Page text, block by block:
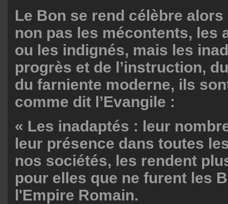
Le Bon se rend célèbre
non pas les mécontents, les
ou les indignés, mais les
progrès et de l’instruction,
du farniente moderne, ils
comme dit l’Evangile :
« Les inadaptés : leur
leur présence dans toutes
nos sociétés, les rendent
pour elles que ne furent les
l'Empire Romain.